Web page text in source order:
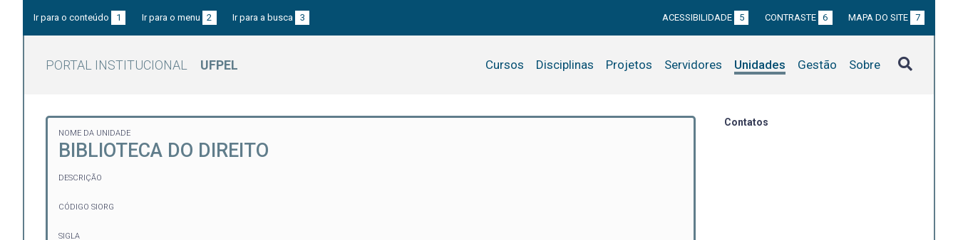
Ir para o conteúdo 1 Ir para o menu 2 Ir para a busca 3 ACESSIBILIDADE 5 CONTRASTE 6 MAPA DO SITE 7
PORTAL INSTITUCIONAL UFPEL Cursos Disciplinas Projetos Servidores Unidades Gestão Sobre
NOME DA UNIDADE
BIBLIOTECA DO DIREITO
DESCRIÇÃO
CÓDIGO SIORG
SIGLA
Contatos